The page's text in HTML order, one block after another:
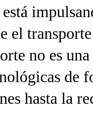
el
no es
de
hasta la